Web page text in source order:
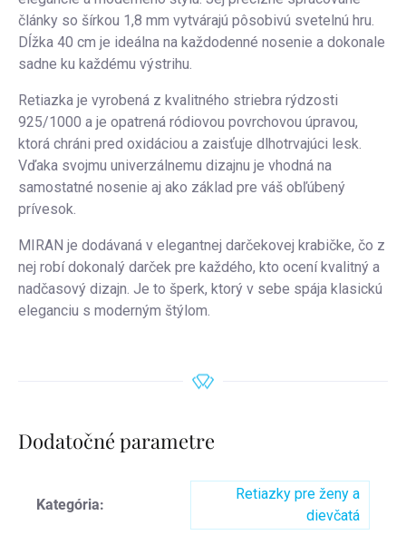
články so šírkou 1,8 mm vytvárajú pôsobivú svetelnú hru.
Dĺžka 40 cm je ideálna na každodenné nosenie a dokonale
sadne ku každému výstrihu.
Retiazka je vyrobená z kvalitného striebra rýdzosti
925/1000 a je opatrená ródiovou povrchovou úpravou,
ktorá chráni pred oxidáciou a zaisťuje dlhotrvajúci lesk.
Vďaka svojmu univerzálnemu dizajnu je vhodná na
samostatné nosenie aj ako základ pre váš obľúbený
prívesok.
MIRAN je dodávaná v elegantnej darčekovej krabičke, čo z
nej robí dokonalý darček pre každého, kto ocení kvalitný a
nadčasový dizajn. Je to šperk, ktorý v sebe spája klasickú
eleganciu s moderným štýlom.
Dodatočné parametre
Kategória:
Retiazky pre ženy a
dievčatá